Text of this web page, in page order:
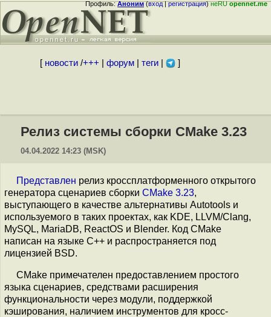
Профиль:Аноним(вход|регистрация)неRUopennet.me
[ новости/+++ форум| теги| ]
Релиз системы сборки CMake 3.23
04.04.2022 14:23 (MSK)
Представлен релиз кроссплатформенного открытого
генератора сценариев сборки CMake 3.23,
выступающего в качестве альтернативы Autotools и
используемого в таких проектах, как KDE, LLVM/Clang,
MySQL, MariaDB, ReactOS и Blender. Код CMake
написан на языке C++ и распространяется под
лицензией BSD.
CMake примечателен предоставлением простого
языка сценариев, средствами расширения
функциональности через модули, поддержкой
кэширования, наличием инструментов для кросс-